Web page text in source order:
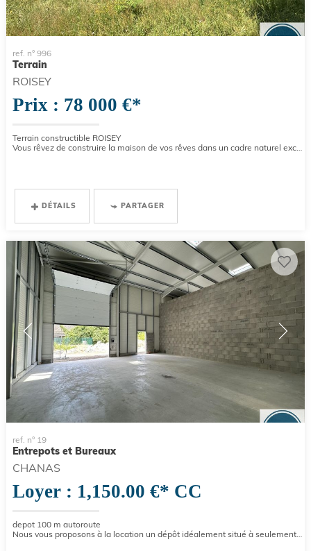
ref. n° 996
Terrain
ROISEY
Prix : 78 000 €*
Terrain constructible ROISEY
Vous rêvez de construire la maison de vos rêves dans un cadre naturel exceptionnel ? Ne cherchez plus ! Nous vous...
DÉTAILS PARTAGER
ref. n° 19
Entrepots et Bureaux
CHANAS
Loyer : 1,150.00 €* CC
depot 100 m autoroute
Nous vous proposons à la location un dépôt idéalement situé à seulement 100 mètres de l'autoroute, offrant un accès...